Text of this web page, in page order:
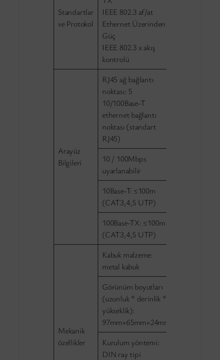
Standartlar
ve Protokol
IEEE 802.3 af/at
Ethernet Üzerinden
Güç
IEEE 802.3 x akış
kontrolü
Arayüz
Bilgileri
RJ45 ağ bağlantı
noktası: 5
10/100Base-T
ethernet bağlantı
noktası (standart
RJ45)
10 / 100Mbps
uyarlanabilir
10Base-T: ≤100m
(CAT3,4,5 UTP)
100Base-TX: ≤100m
(CAT3,4,5 UTP)
Mekanik
özellikler
Kabuk malzeme:
metal kabuk
Görünüm boyutları
(uzunluk * derinlik *
yükseklik):
97mm×65mm×24mm
Kurulum yöntemi:
DIN ray tipi